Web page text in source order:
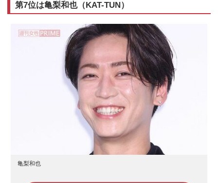
第7位は亀梨和也（KAT-TUN）
亀梨和也